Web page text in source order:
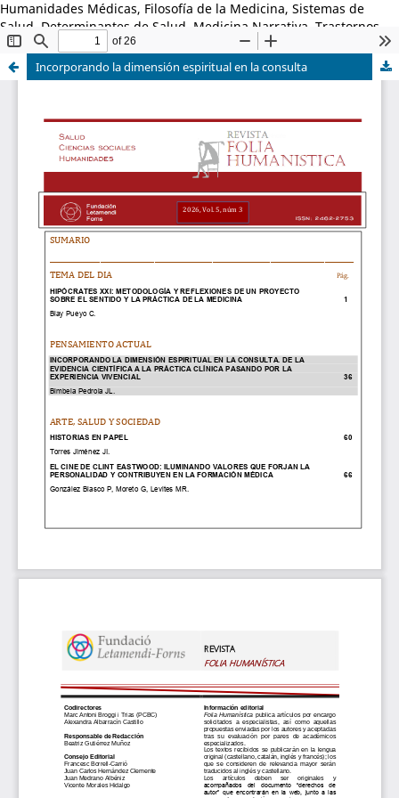
Humanidades Médicas, Filosofía de la Medicina, Sistemas de
Salud, Determinantes de Salud, Medicina Narrativa, Trastornos
del Aprendizaje.
Incorporando la dimensión espiritual en la consulta